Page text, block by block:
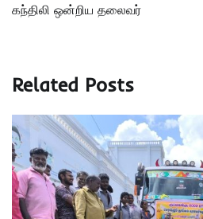
கந்திலி ஒன்றிய தலைவர்
Related Posts